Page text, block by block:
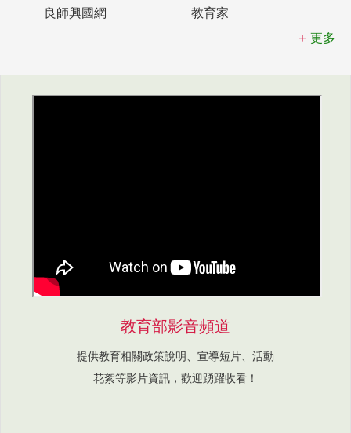
良師興國網
教育家
更多
教育部影音頻道
提供教育相關政策說明、宣導短片、活動
花絮等影片資訊，歡迎踴躍收看！